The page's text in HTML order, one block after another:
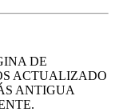
DE
ACTUALIZADO
ANTIGUA